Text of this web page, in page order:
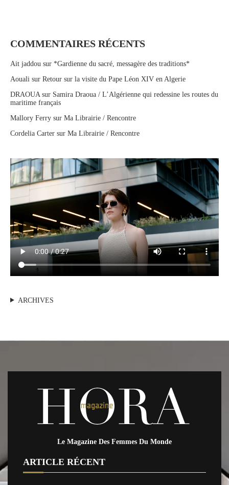
COMMENTAIRES RÉCENTS
Ait jaddou sur *Gardienne du sacré, messagère des traditions*
Aouali sur Retour sur la visite du Pape Léon XIV en Algerie
DRAOUAsur Samira Draoua / L’Algérienne qui redessine les routes du
maritime français
Mallory Ferry sur Ma Librairie / Rencontre
Cordelia Carter sur Ma Librairie / Rencontre
ARCHIVES
Le Magazine Des Femmes Du Monde
ARTICLE RÉCENT